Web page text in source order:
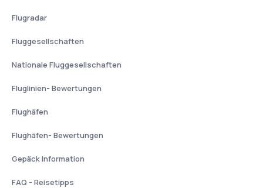
Flugradar
Fluggesellschaften
Nationale Fluggesellschaften
Fluglinien- Bewertungen
Flughäfen
Flughäfen- Bewertungen
Gepäck Information
FAQ - Reisetipps